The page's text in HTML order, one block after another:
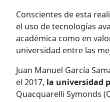
Conscientes de esta
el uso de tecnologías
académica como en
universidad entre las
Juan Manuel García
el 2017, la universidad
Quacquarelli Symonds